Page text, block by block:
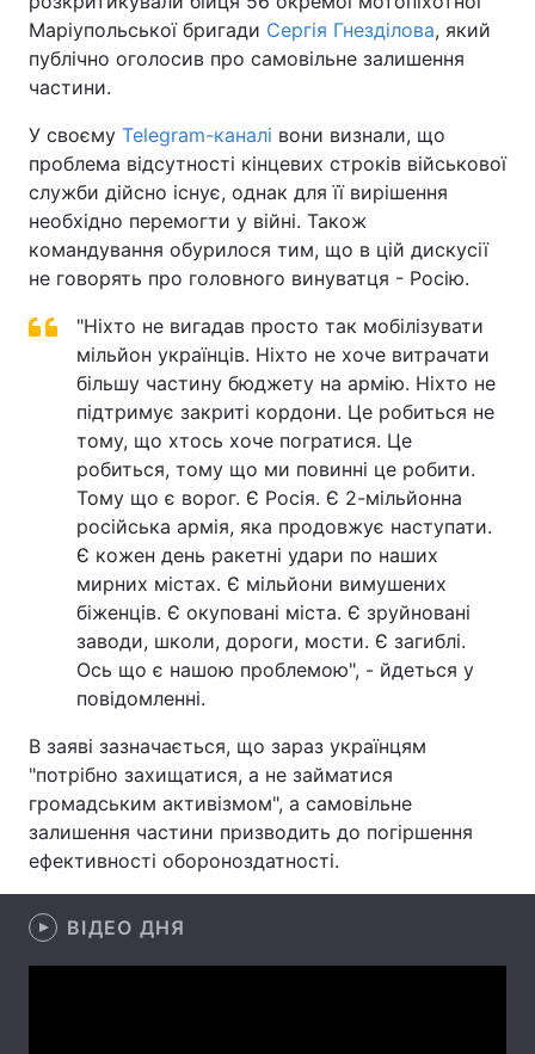
Україна Політика
Економіка
Спорт Наука
Техно і зв'язок Лайт
Зброя Інциденти
Цікавинки Погода
Екологія Регіони
Лонгріди
Відео з Youtube Статті
Інтерв'ю Думки
Архів Вакансії
Контакти
Послуги
Маріупольської бригади Сергія Гнезділова, який
публічно оголосив про самовільне залишення
частини.
У своєму Telegram-каналі вони визнали, що
проблема відсутності кінцевих строків військової
служби дійсно існує, однак для її вирішення
необхідно перемогти у війні. Також
командування обурилося тим, що в цій дискусії
не говорять про головного винуватця - Росію.
"Ніхто не вигадав просто так мобілізувати
мільйон українців. Ніхто не хоче витрачати
більшу частину бюджету на армію. Ніхто не
підтримує закриті кордони. Це робиться не
тому, що хтось хоче погратися. Це
робиться, тому що ми повинні це робити.
Тому що є ворог. Є Росія. Є 2-мільйонна
російська армія, яка продовжує наступати.
Є кожен день ракетні удари по наших
мирних містах. Є мільйони вимушених
біженців. Є окуповані міста. Є зруйновані
заводи, школи, дороги, мости. Є загиблі.
Ось що є нашою проблемою", - йдеться у
повідомленні.
В заяві зазначається, що зараз українцям
"потрібно захищатися, а не займатися
громадським активізмом", а самовільне
залишення частини призводить до погіршення
ефективності обороноздатності.
ВІДЕО ДНЯ